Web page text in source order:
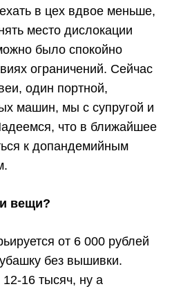
в цех вдвое меньше,
место дислокации
было спокойно
ограничений. Сейчас
один портной,
машин, мы с супругой и
что в ближайшее
к допандемийным
вещи?
от 6 000 рублей
без вышивки.
16 тысяч, ну а